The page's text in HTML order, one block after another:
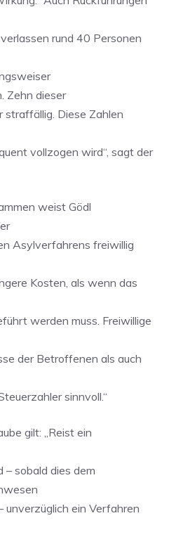
rund 40 Personen
Zehn dieser
straffällig. Diese Zahlen
vollzogen wird“, sagt der
weist Gödl
Asylverfahrens freiwillig
Kosten, als wenn das
werden muss. Freiwillige
der Betroffenen als auch
sinnvoll.“
gilt: „Reist ein
– sobald dies dem
unverzüglich ein Verfahren